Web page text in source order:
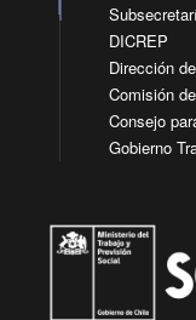
DICREP
Dirección
Comisión
Consejo
Gobierno